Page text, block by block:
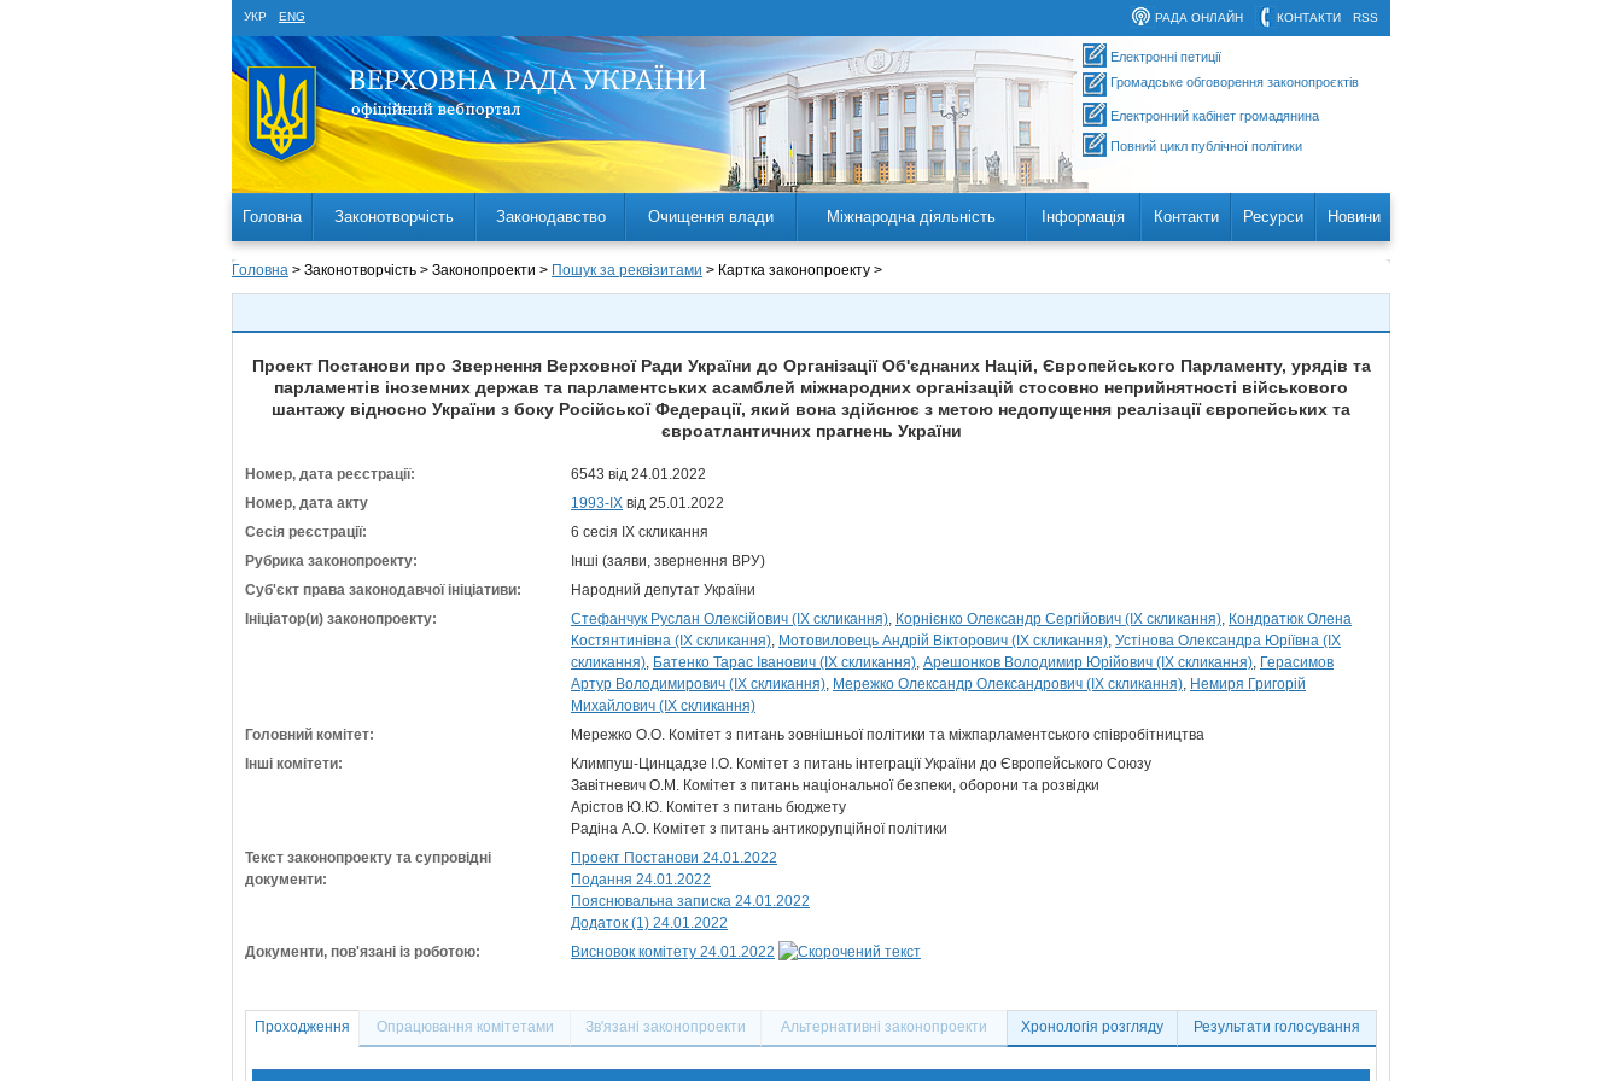
УКР ENG RSS
КОНТАКТИ
РАДА ОНЛАЙН
Електронні петиції
Громадське обговорення законопроєктів
Електронний кабінет громадянина
Повний цикл публічної політики
Головна Законотворчість Законодавство Очищення влади Міжнародна діяльність Інформація Контакти Ресурси Новини
Головна > Законотворчість > Законопроекти > Пошук за реквізитами > Картка законопроекту >
Проект Постанови про Звернення Верховної Ради України до Організації Об'єднаних Націй, Європейського Парламенту, урядів та
парламентів іноземних держав та парламентських асамблей міжнародних організацій стосовно неприйнятності військового
шантажу відносно України з боку Російської Федерації, який вона здійснює з метою недопущення реалізації європейських та
євроатлантичних прагнень України
Номер, дата реєстрації:
6543 від 24.01.2022
Номер, дата акту
1993-IX від 25.01.2022
Сесія реєстрації:
6 сесія IX скликання
Рубрика законопроекту:
Інші (заяви, звернення ВРУ)
Суб'єкт права законодавчої ініціативи:
Народний депутат України
Ініціатор(и) законопроекту:
Стефанчук Руслан Олексійович (IX скликання) Корнієнко Олександр Сергійович (IX скликання) Кондратюк Олена
Костянтинівна (IX скликання) Мотовиловець Андрій Вікторович (IX скликання) Устінова Олександра Юріївна (IX
скликання) Батенко Тарас Іванович (IX скликання) Арешонков Володимир Юрійович (IX скликання) Герасимов
Артур Володимирович (IX скликання) Мережко Олександр Олександрович (IX скликання) Немиря Григорій
Михайлович (IX скликання)
Головний комітет:
Мережко О.О. Комітет з питань зовнішньої політики та міжпарламентського співробітництва
Інші комітети:
Климпуш-Цинцадзе І.О. Комітет з питань інтеграції України до Європейського Союзу
Завітневич О.М. Комітет з питань національної безпеки, оборони та розвідки
Арістов Ю.Ю. Комітет з питань бюджету
Радіна А.О. Комітет з питань антикорупційної політики
Текст законопроекту та супровідні
документи:
Проект Постанови 24.01.2022
Подання 24.01.2022
Пояснювальна записка 24.01.2022
Додаток (1) 24.01.2022
Документи, пов'язані із роботою:
Висновок комітету 24.01.2022
Проходження Опрацювання комітетами Зв'язані законопроекти Альтернативні законопроекти Хронологія розгляду Результати голосування